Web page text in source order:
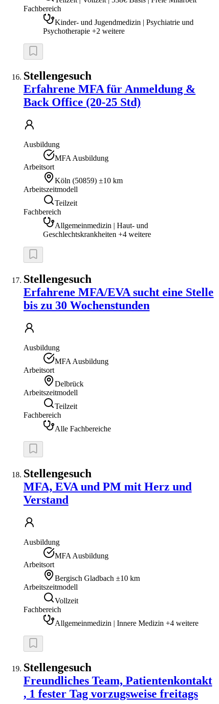
Fachbereich
Kinder- und Jugendmedizin | Psychiatrie und
Psychotherapie +2 weitere
Stellengesuch
Erfahrene MFA für Anmeldung &
Back Office (20-25 Std)
Ausbildung
MFA Ausbildung
Arbeitsort
Köln (50859) ±10 km
Arbeitszeitmodell
Teilzeit
Fachbereich
Allgemeinmedizin | Haut- und
Geschlechtskrankheiten +4 weitere
Stellengesuch
Erfahrene MFA/EVA sucht eine Stelle
bis zu 30 Wochenstunden
Ausbildung
MFA Ausbildung
Arbeitsort
Delbrück
Arbeitszeitmodell
Teilzeit
Fachbereich
Alle Fachbereiche
Stellengesuch
MFA, EVA und PM mit Herz und
Verstand
Ausbildung
MFA Ausbildung
Arbeitsort
Bergisch Gladbach ±10 km
Arbeitszeitmodell
Vollzeit
Fachbereich
Allgemeinmedizin | Innere Medizin +4 weitere
Stellengesuch
Freundliches Team, Patientenkontakt
, 1 fester Tag vorzugsweise freitags